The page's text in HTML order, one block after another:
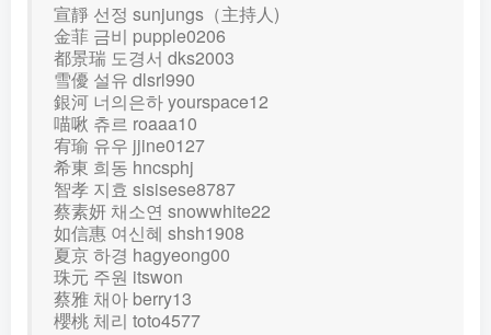
宣靜 선정 sunjungs（主持人)
金菲 금비 pupple0206
都景瑞 도경서 dks2003
雪優 설유 dlsrl990
銀河 너의은하 yourspace12
喵啾 츄르 roaaa10
宥瑜 유우 jjine0127
希東 희동 hncsphj
智孝 지효 sisisese8787
蔡素妍 채소연 snowwhite22
如信惠 여신혜 shsh1908
夏京 하경 hagyeong00
珠元 주원 itswon
蔡雅 채아 berry13
櫻桃 체리 toto4577